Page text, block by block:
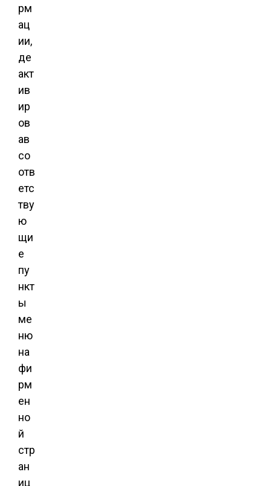
рм
ац
ии,
де
акт
ив
ир
ов
ав
со
отв
етс
тву
ю
щи
е
пу
нкт
ы
ме
ню
на
фи
рм
ен
но
й
стр
ан
иц